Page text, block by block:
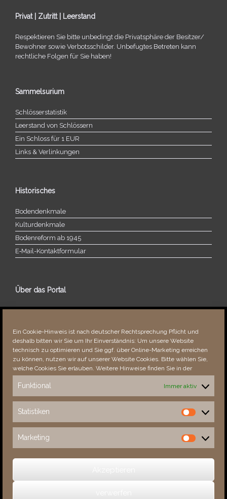
Ein Cookie-Hinweis ist nach deutscher Rechtsprechung Pflicht und
deshalb bitten wir Sie um Ihr Einverständnis: Um unsere Website
technisch zu optimieren und Sie ggf. über Online-Marketing erreichen
zu können, nutzen wir auf unserer Website Cookies. Bitte wählen Sie,
welche Cookies Sie erlauben. Weitere Hinweise finden Sie in der
Funktional Immer aktiv
Statistiken
Statistiken
Marketing
Marketing
Privat | Zutritt | Leerstand
Respektieren Sie bitte unbe­dingt die Privatsphäre der Besitzer/​
Bewohner sowie Verbotsschilder. Unbefugtes Betreten kann
recht­li­che Folgen für Sie haben!
Sammelsurium
Schlösserstatistik
Leerstand von Schlössern
Ein Schloss für 1 EUR
Links & Verlinkungen
Historisches
Bodendenkmale
Kulturdenkmale
Bodenreform ab 1945
E‑Mail-​​Kontaktformular
Über das Portal
Über dieses Portal
Fehler bemerkt?
Besucher seit 08/​2021
This Week
34895